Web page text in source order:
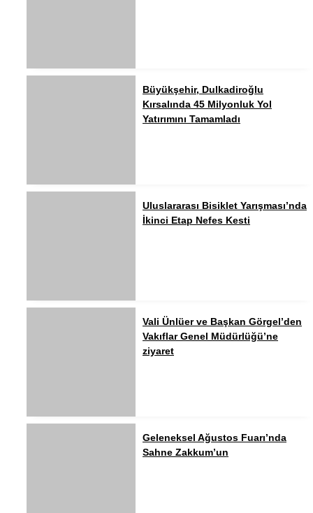
Büyükşehir, Dulkadiroğlu
Kırsalında 45 Milyonluk Yol
Yatırımını Tamamladı
Uluslararası Bisiklet Yarışması’nda
İkinci Etap Nefes Kesti
Vali Ünlüer ve Başkan Görgel’den
Vakıflar Genel Müdürlüğü’ne
ziyaret
Geleneksel Ağustos Fuarı’nda
Sahne Zakkum’un